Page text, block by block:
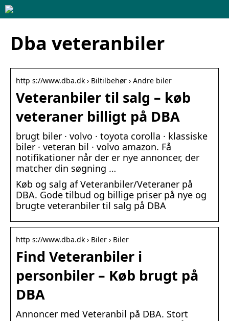
Dba veteranbiler
http s://www.dba.dk › Biltilbehør › Andre biler
Veteranbiler til salg – køb
veteraner billigt på DBA
brugt biler · volvo · toyota corolla · klassiske
biler · veteran bil · volvo amazon. Få
notifikationer når der er nye annoncer, der
matcher din søgning …
Køb og salg af Veteranbiler/Veteraner på
DBA. Gode tilbud og billige priser på nye og
brugte veteranbiler til salg på DBA
http s://www.dba.dk › Biler › Biler
Find Veteranbiler i
personbiler – Køb brugt på
DBA
Annoncer med Veteranbil på DBA. Stort